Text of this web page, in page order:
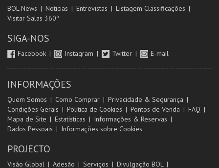
BOL News Noticias Entrevistas
Listagem Classificações
Visitar Salas 360º
SIGA-NOS
Facebook Instagram Twitter E-mail
INFORMAÇÕES
Quem Somos Como Comprar
Privacidade & Segurança
Condições Gerais
Política de Cookies Pontos de Venda
FAQ
Mapa de Site
Estatísticas
Informações & Reservas
Dados Pessoais
Informações sobre Cookies
PROJECTO
Visão Global Adesão Serviços Divulgação BOL